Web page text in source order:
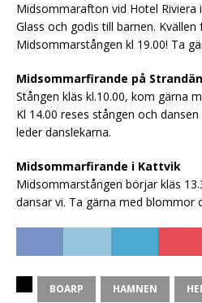
Midsommarafton vid Hotel Riviera
Glass och godis till barnen. Kvällen
Midsommarstången kl 19.00! Ta
Midsommarfirande på
Stången kläs kl.10.00, kom gärna
Kl 14.00 reses stången och
leder danslekarna.
Midsommarfirande i Kattvik
Midsommarstången börjar kläs
dansar vi. Ta gärna med blommor
BOARP HAMNEN